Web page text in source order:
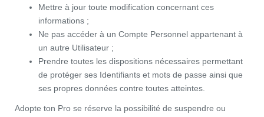
Mettre à jour toute modification concernant ces
informations ;
Ne pas accéder à un Compte Personnel appartenant à
un autre Utilisateur ;
Prendre toutes les dispositions nécessaires permettant
de protéger ses Identifiants et mots de passe ainsi que
ses propres données contre toutes atteintes.
Adopte ton Pro se réserve la possibilité de suspendre ou